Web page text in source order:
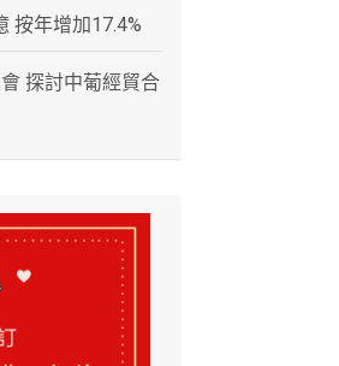
按年增加17.4%
探討中葡經貿合